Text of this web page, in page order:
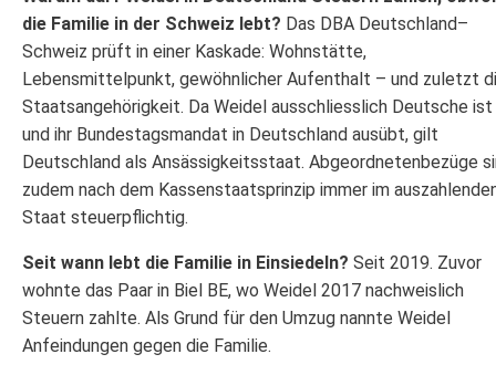
die Familie in der Schweiz lebt? Das DBA Deutschland–
Schweiz prüft in einer Kaskade: Wohnstätte,
Lebensmittelpunkt, gewöhnlicher Aufenthalt – und zuletzt
Staatsangehörigkeit. Da Weidel ausschliesslich Deutsche ist
und ihr Bundestagsmandat in Deutschland ausübt, gilt
Deutschland als Ansässigkeitsstaat. Abgeordnetenbezüge
zudem nach dem Kassenstaatsprinzip immer im
Staat steuerpflichtig.
Seit wann lebt die Familie in Einsiedeln? Seit 2019. Zuvor
wohnte das Paar in Biel BE, wo Weidel 2017 nachweislich
Steuern zahlte. Als Grund für den Umzug nannte Weidel
Anfeindungen gegen die Familie.